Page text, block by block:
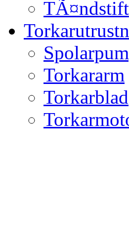
TÃ¤ndstift
Torkararm
Torkarblad